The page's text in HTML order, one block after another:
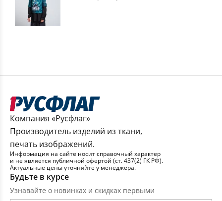
Компания «Русфлаг»
Производитель изделий из ткани,
печать изображений.
Информация на сайте носит справочный характер
и не является публичной офертой (ст. 437(2) ГК РФ).
Актуальные цены уточняйте у менеджера.
Будьте в курсе
Узнавайте о новинках и скидках первыми